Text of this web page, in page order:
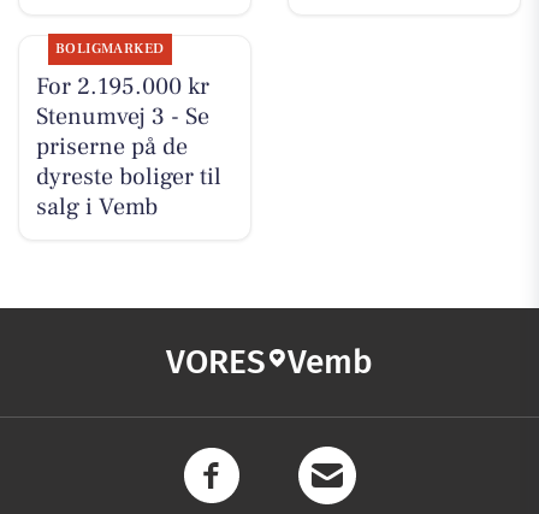
BOLIGMARKED
For 2.195.000 kr
Stenumvej 3 - Se
priserne på de
dyreste boliger til
salg i Vemb
VORES Vemb